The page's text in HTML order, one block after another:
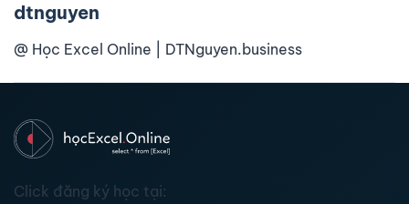
dtnguyen
@ Học Excel Online | DTNguyen.business
Click đăng ký học tại: